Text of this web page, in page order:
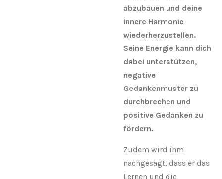
abzubauen und deine
innere Harmonie
wiederherzustellen.
Seine Energie kann dich
dabei unterstützen,
negative
Gedankenmuster zu
durchbrechen und
positive Gedanken zu
fördern.
Zudem wird ihm
nachgesagt, dass er das
Lernen und die